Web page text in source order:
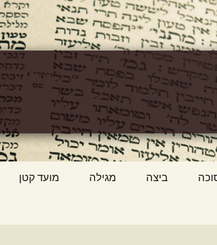
ביצה מגילה מועד קטן